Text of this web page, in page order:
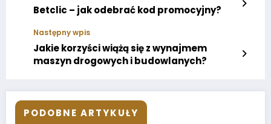
Betclic – jak odebrać kod promocyjny?
Następny wpis
Jakie korzyści wiążą się z wynajmem
maszyn drogowych i budowlanych?
PODOBNE ARTYKUŁY